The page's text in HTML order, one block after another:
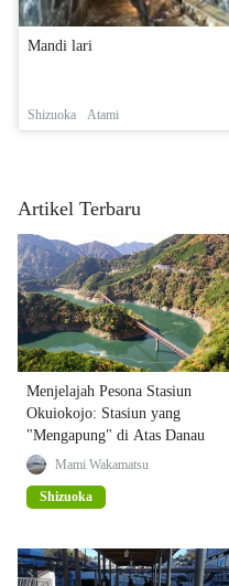
Mandi lari
Shizuoka Atami
Artikel Terbaru
Menjelajah Pesona Stasiun
Okuiokojo: Stasiun yang
"Mengapung" di Atas Danau
Mami Wakamatsu
Shizuoka